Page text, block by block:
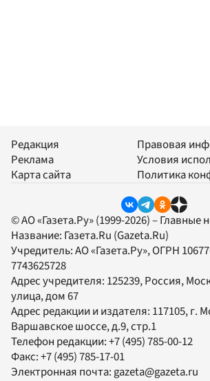
Редакция
Реклама
Карта сайта
Правовая
Условия
Политика
© АО «Газета.Ру» (1999-2026) – Главные
Название: Газета.Ru (Gazeta.Ru)
Учредитель:АО «Газета.Ру», ОГРН
7743625728
Адрес учредителя: 125239, Россия,
улица, дом 67
Адрес редакции и издателя: 117105, г.
Варшавское шоссе, д.9, стр.1
Телефон редакции:+7 (495) 785-00-12
Факс:+7 (495) 785-17-01
Электронная почта: gazeta@gazeta.ru